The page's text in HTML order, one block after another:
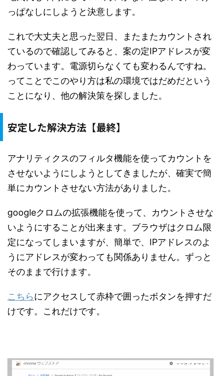
っぱなしにしようと決意します。
これで大丈夫と思った翌日、またまたカウントされ
ているので確認してみると、案の定IPアドレスが変
わっています。電源切らなくても変わるんですね。
ってことでこのやり方は私の環境ではだめだという
ことになり、他の解決策を探しました。
安定した解決方法【最終】
アナリティクスのフィルタ機能を使ってカウントを
させないようにしようとしてきましたが、確実で簡
単にカウントさせない方法がありました。
googleクロムの拡張機能を使って、カウントさせな
いようにすることが出来ます。ブラウザはクロム限
定になってしまいますが、簡単で、IPアドレスのよ
うにアドレスが変わっても関係ありません。ずっと
そのままで行けます。
こちらにアクセスして赤枠で囲ったボタンを押すだ
けです。これだけです。